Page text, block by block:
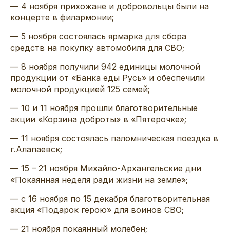
— 4 ноября прихожане и добровольцы были на
концерте в филармонии;
— 5 ноября состоялась ярмарка для сбора
средств на покупку автомобиля для СВО;
— 8 ноября получили 942 единицы молочной
продукции от «Банка еды Русь» и обеспечили
молочной продукцией 125 семей;
— 10 и 11 ноября прошли благотворительные
акции «Корзина доброты» в «Пятерочке»;
— 11 ноября состоялась паломническая поездка в
г.Алапаевск;
— 15 – 21 ноября Михайло-Архангельские дни
«Покаянная неделя ради жизни на земле»;
— с 16 ноября по 15 декабря благотворительная
акция «Подарок герою» для воинов СВО;
— 21 ноября покаянный молебен;